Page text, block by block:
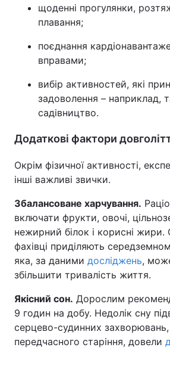
щоденні прогулянки,
плавання;
поєднання
вправами;
вибір активностей, які
задоволення – наприклад,
садівництво.
Додаткові фактори
Окрім фізичної активності,
інші важливі звички.
Збалансоване харчування.
включати фрукти, овочі,
нежирний білок і корисні жири.
фахівці приділяють
яка, за даними досліджень,
збільшити тривалість життя.
Якісний сон. Дорослим
9 годин на добу. Недолік сну
серцево-судинних
передчасного старіння, довели